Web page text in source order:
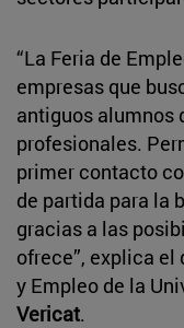
“La Feria de
empresas que
antiguos alumnos
profesionales.
primer contacto
de partida para la
gracias a las
ofrece”, explica
y Empleo de la
Vericat.